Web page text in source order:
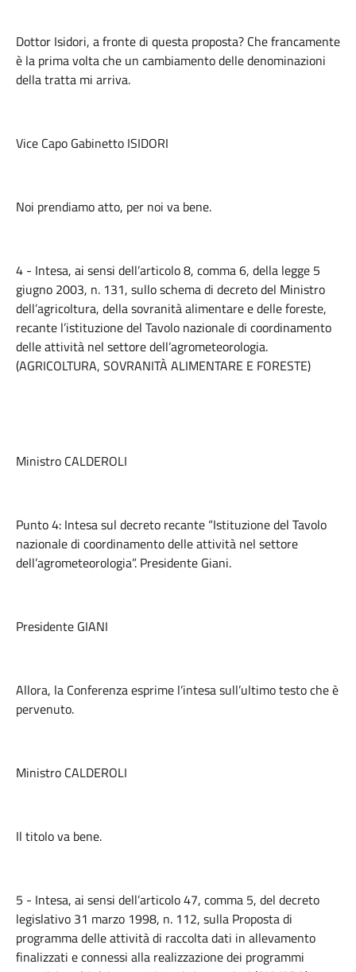
Dottor Isidori, a fronte di questa proposta? Che francamente
è la prima volta che un cambiamento delle denominazioni
della tratta mi arriva.
Vice Capo Gabinetto ISIDORI
Noi prendiamo atto, per noi va bene.
4 - Intesa, ai sensi dell’articolo 8, comma 6, della legge 5
giugno 2003, n. 131, sullo schema di decreto del Ministro
dell’agricoltura, della sovranità alimentare e delle foreste,
recante l’istituzione del Tavolo nazionale di coordinamento
delle attività nel settore dell’agrometeorologia.
(AGRICOLTURA, SOVRANITÀ ALIMENTARE E FORESTE)
Ministro CALDEROLI
Punto 4: Intesa sul decreto recante “Istituzione del Tavolo
nazionale di coordinamento delle attività nel settore
dell’agrometeorologia”. Presidente Giani.
Presidente GIANI
Allora, la Conferenza esprime l’intesa sull’ultimo testo che è
pervenuto.
Ministro CALDEROLI
Il titolo va bene.
5 - Intesa, ai sensi dell’articolo 47, comma 5, del decreto
legislativo 31 marzo 1998, n. 112, sulla Proposta di
programma delle attività di raccolta dati in allevamento
finalizzati e connessi alla realizzazione dei programmi